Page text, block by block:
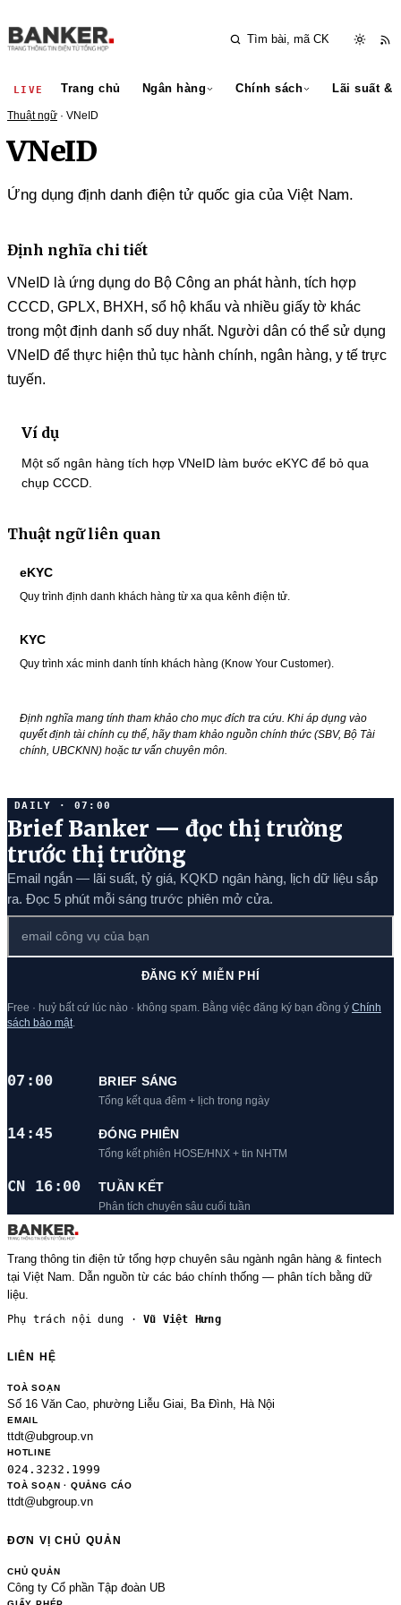
LIVE Trang chủ Ngân hàng Chính sách Lãi suất &
Thuật ngữ · VNeID
VNeID
Ứng dụng định danh điện tử quốc gia của Việt Nam.
Định nghĩa chi tiết
VNeID là ứng dụng do Bộ Công an phát hành, tích hợp
CCCD, GPLX, BHXH, sổ hộ khẩu và nhiều giấy tờ khác
trong một định danh số duy nhất. Người dân có thể sử dụng
VNeID để thực hiện thủ tục hành chính, ngân hàng, y tế trực
tuyến.
Ví dụ
Một số ngân hàng tích hợp VNeID làm bước eKYC để bỏ qua
chụp CCCD.
Thuật ngữ liên quan
eKYC
Quy trình định danh khách hàng từ xa qua kênh điện tử.
KYC
Quy trình xác minh danh tính khách hàng (Know Your Customer).
Định nghĩa mang tính tham khảo cho mục đích tra cứu. Khi áp dụng vào
quyết định tài chính cụ thể, hãy tham khảo nguồn chính thức (SBV, Bộ Tài
chính, UBCKNN) hoặc tư vấn chuyên môn.
DAILY · 07:00
Brief Banker — đọc thị trường
trước thị trường
Email ngắn — lãi suất, tỷ giá, KQKD ngân hàng, lịch dữ liệu sắp
ra. Đọc 5 phút mỗi sáng trước phiên mở cửa.
ĐĂNG KÝ MIỄN PHÍ
Free · huỷ bất cứ lúc nào · không spam. Bằng việc đăng ký bạn đồng ý Chính
sách bảo mật
07:00 BRIEF SÁNG
Tổng kết qua đêm + lịch trong ngày
14:45 ĐÓNG PHIÊN
Tổng kết phiên HOSE/HNX + tin NHTM
CN 16:00 TUẦN KẾT
Phân tích chuyên sâu cuối tuần
Trang thông tin điện tử tổng hợp chuyên sâu ngành ngân hàng & fintech
tại Việt Nam. Dẫn nguồn từ các báo chính thống — phân tích bằng dữ
liệu.
Phụ trách nội dung ·Vũ Việt Hưng
LIÊN HỆ
TOÀ SOẠN
Số 16 Văn Cao, phường Liễu Giai, Ba Đình, Hà Nội
EMAIL
ttdt@ubgroup.vn
HOTLINE
024.3232.1999
TOÀ SOẠN · QUẢNG CÁO
ttdt@ubgroup.vn
ĐƠN VỊ CHỦ QUẢN
CHỦ QUẢN
Công ty Cổ phần Tập đoàn UB